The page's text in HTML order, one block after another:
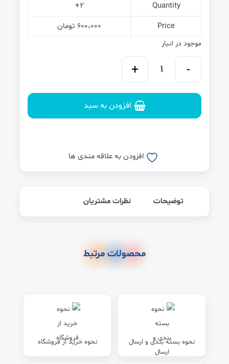
Quantity
2+
Price
600،000 تومان
موجود در انبار
افزودن به سبد
افزودن به علاقه مندی ها
توضیحات نظرات مشتریان
محصولات مرتبط
نحوه بسته بندی و ارسال نحوه خرید از فروشگاه